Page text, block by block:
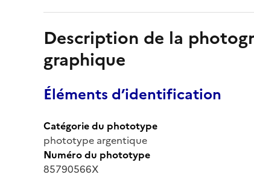
Description de la
graphique
Éléments d’identification
Catégorie du phototype
phototype argentique
Numéro du phototype
85790566X